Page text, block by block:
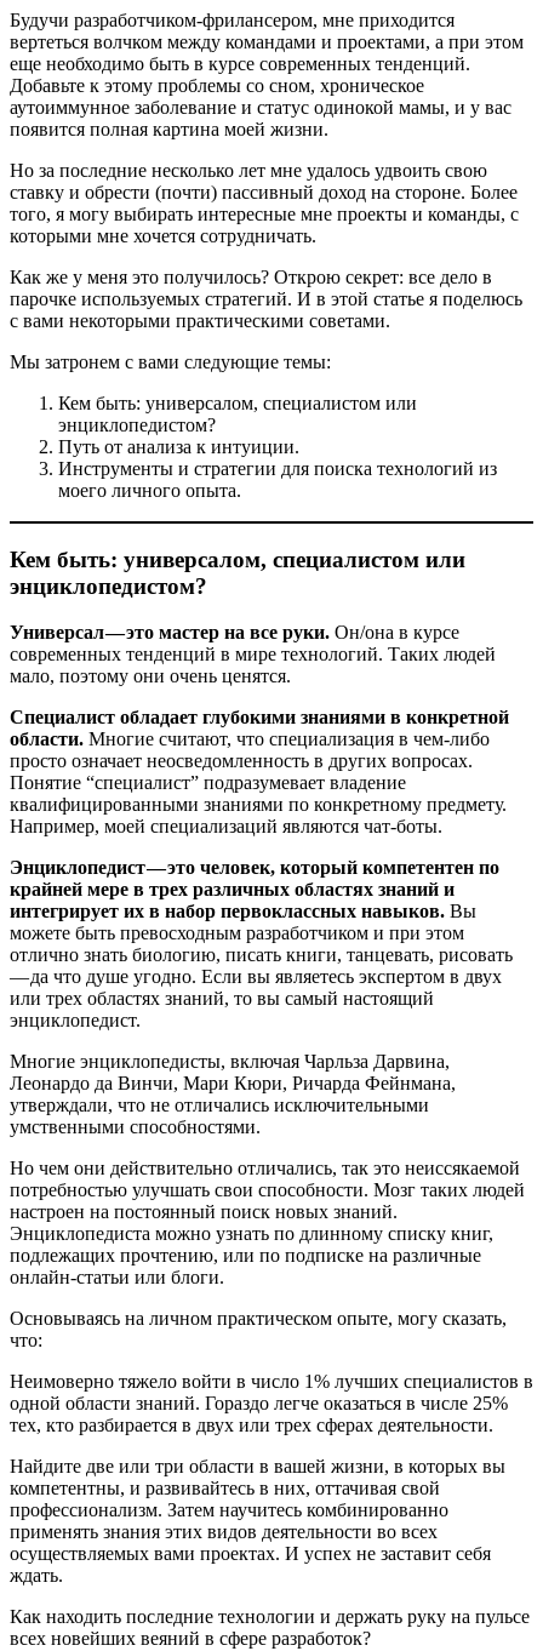
Будучи разработчиком-фрилансером, мне приходится
вертеться волчком между командами и проектами, а при этом
еще необходимо быть в курсе современных тенденций.
Добавьте к этому проблемы со сном, хроническое
аутоиммунное заболевание и статус одинокой мамы, и у вас
появится полная картина моей жизни.
Но за последние несколько лет мне удалось удвоить свою
ставку и обрести (почти) пассивный доход на стороне. Более
того, я могу выбирать интересные мне проекты и команды, с
которыми мне хочется сотрудничать.
Как же у меня это получилось? Открою секрет: все дело в
парочке используемых стратегий. И в этой статье я поделюсь
с вами некоторыми практическими советами.
Мы затронем с вами следующие темы:
Кем быть: универсалом, специалистом или
энциклопедистом?
Путь от анализа к интуиции.
Инструменты и стратегии для поиска технологий из
моего личного опыта.
Кем быть: универсалом, специалистом или
энциклопедистом?
Универсал — это мастер на все руки. Он/она в курсе
современных тенденций в мире технологий. Таких людей
мало, поэтому они очень ценятся.
Специалист обладает глубокими знаниями в конкретной
области. Многие считают, что специализация в чем-либо
просто означает неосведомленность в других вопросах.
Понятие “специалист” подразумевает владение
квалифицированными знаниями по конкретному предмету.
Например, моей специализаций являются чат-боты.
Энциклопедист — это человек, который компетентен по
крайней мере в трех различных областях знаний и
интегрирует их в набор первоклассных навыков. Вы
можете быть превосходным разработчиком и при этом
отлично знать биологию, писать книги, танцевать, рисовать
— да что душе угодно. Если вы являетесь экспертом в двух
или трех областях знаний, то вы самый настоящий
энциклопедист.
Многие энциклопедисты, включая Чарльза Дарвина,
Леонардо да Винчи, Мари Кюри, Ричарда Фейнмана,
утверждали, что не отличались исключительными
умственными способностями.
Но чем они действительно отличались, так это неиссякаемой
потребностью улучшать свои способности. Мозг таких людей
настроен на постоянный поиск новых знаний.
Энциклопедиста можно узнать по длинному списку книг,
подлежащих прочтению, или по подписке на различные
онлайн-статьи или блоги.
Основываясь на личном практическом опыте, могу сказать,
что:
Неимоверно тяжело войти в число 1% лучших специалистов в
одной области знаний. Гораздо легче оказаться в числе 25%
тех, кто разбирается в двух или трех сферах деятельности.
Найдите две или три области в вашей жизни, в которых вы
компетентны, и развивайтесь в них, оттачивая свой
профессионализм. Затем научитесь комбинированно
применять знания этих видов деятельности во всех
осуществляемых вами проектах. И успех не заставит себя
ждать.
Как находить последние технологии и держать руку на пульсе
всех новейших веяний в сфере разработок?